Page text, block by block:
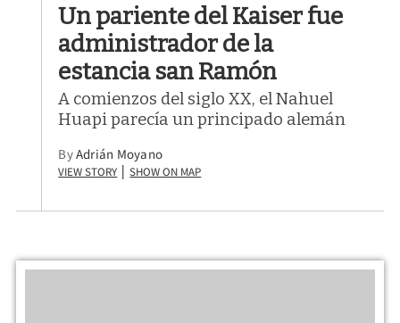
Un pariente del Kaiser fue
administrador de la
estancia san Ramón
A comienzos del siglo XX, el Nahuel
Huapi parecía un principado alemán
ByAdrián Moyano
View Story | Show on Map